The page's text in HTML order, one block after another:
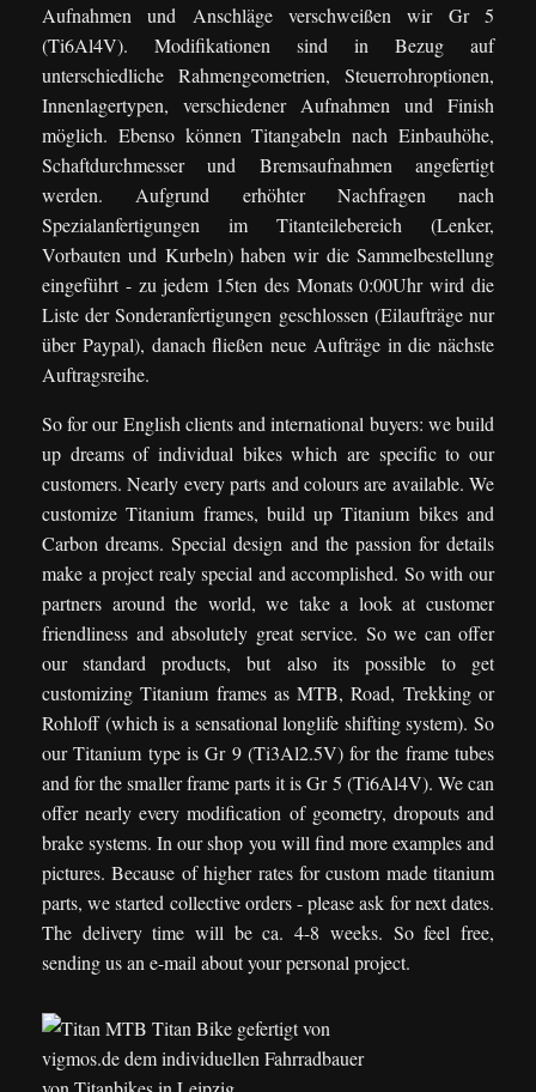
Aufnahmen und Anschläge verschweißen wir Gr 5
(Ti6Al4V). Modifikationen sind in Bezug auf
unterschiedliche Rahmengeometrien, Steuerrohroptionen,
Innenlagertypen, verschiedener Aufnahmen und Finish
möglich. Ebenso können Titangabeln nach Einbauhöhe,
Schaftdurchmesser und Bremsaufnahmen angefertigt
werden. Aufgrund erhöhter Nachfragen nach
Spezialanfertigungen im Titanteilebereich (Lenker,
Vorbauten und Kurbeln) haben wir die Sammelbestellung
eingeführt - zu jedem 15ten des Monats 0:00Uhr wird die
Liste der Sonderanfertigungen geschlossen (Eilaufträge nur
über Paypal), danach fließen neue Aufträge in die nächste
Auftragsreihe.
So for our English clients and international buyers: we build
up dreams of individual bikes which are specific to our
customers. Nearly every parts and colours are available. We
customize Titanium frames, build up Titanium bikes and
Carbon dreams. Special design and the passion for details
make a project realy special and accomplished. So with our
partners around the world, we take a look at customer
friendliness and absolutely great service. So we can offer
our standard products, but also its possible to get
customizing Titanium frames as MTB, Road, Trekking or
Rohloff (which is a sensational longlife shifting system). So
our Titanium type is Gr 9 (Ti3Al2.5V) for the frame tubes
and for the smaller frame parts it is Gr 5 (Ti6Al4V). We can
offer nearly every modification of geometry, dropouts and
brake systems. In our shop you will find more examples and
pictures. Because of higher rates for custom made titanium
parts, we started collective orders - please ask for next dates.
The delivery time will be ca. 4-8 weeks. So feel free,
sending us an e-mail about your personal project.